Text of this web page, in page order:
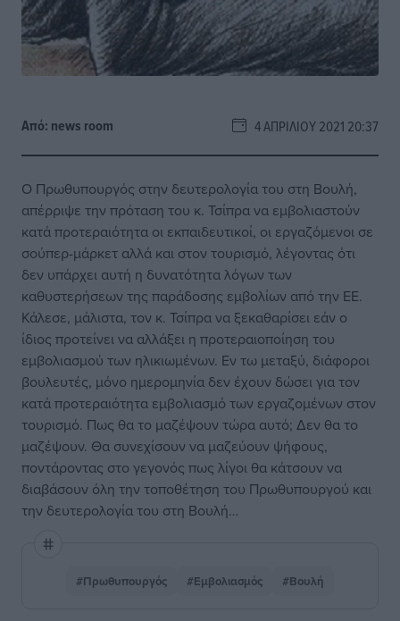
Από: news room 4 ΑΠΡΙΛΊΟΥ 2021 20:37
O Πρωθυπουργός στην δευτερολογία του στη Βουλή,
απέρριψε την πρόταση του κ. Τσίπρα να εμβολιαστούν
κατά προτεραιότητα οι εκπαιδευτικοί, οι εργαζόμενοι σε
σούπερ-μάρκετ αλλά και στον τουρισμό, λέγοντας ότι
δεν υπάρχει αυτή η δυνατότητα λόγων των
καθυστερήσεων της παράδοσης εμβολίων από την ΕΕ.
Κάλεσε, μάλιστα, τον κ. Τσίπρα να ξεκαθαρίσει εάν ο
ίδιος προτείνει να αλλάξει η προτεραιοποίηση του
εμβολιασμού των ηλικιωμένων. Εν τω μεταξύ, διάφοροι
βουλευτές, μόνο ημερομηνία δεν έχουν δώσει για τον
κατά προτεραιότητα εμβολιασμό των εργαζομένων στον
τουρισμό. Πως θα το μαζέψουν τώρα αυτό; Δεν θα το
μαζέψουν. Θα συνεχίσουν να μαζεύουν ψήφους,
ποντάροντας στο γεγονός πως λίγοι θα κάτσουν να
διαβάσουν όλη την τοποθέτηση του Πρωθυπουργού και
την δευτερολογία του στη Βουλή…
#Πρωθυπουργός #Εμβολιασμός #Βουλή